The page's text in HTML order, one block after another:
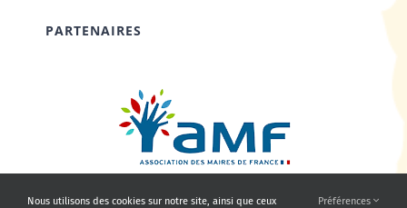
PARTENAIRES
Nous utilisons des cookies sur notre site, ainsi que ceux Préférences